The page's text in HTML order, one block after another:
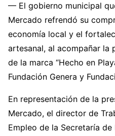
— El gobierno municipal
Mercado refrendó su
economía local y el
artesanal, al acompañar la
de la marca “Hecho en
Fundación Genera y
En representación de la
Mercado, el director de
Empleo de la Secretaría